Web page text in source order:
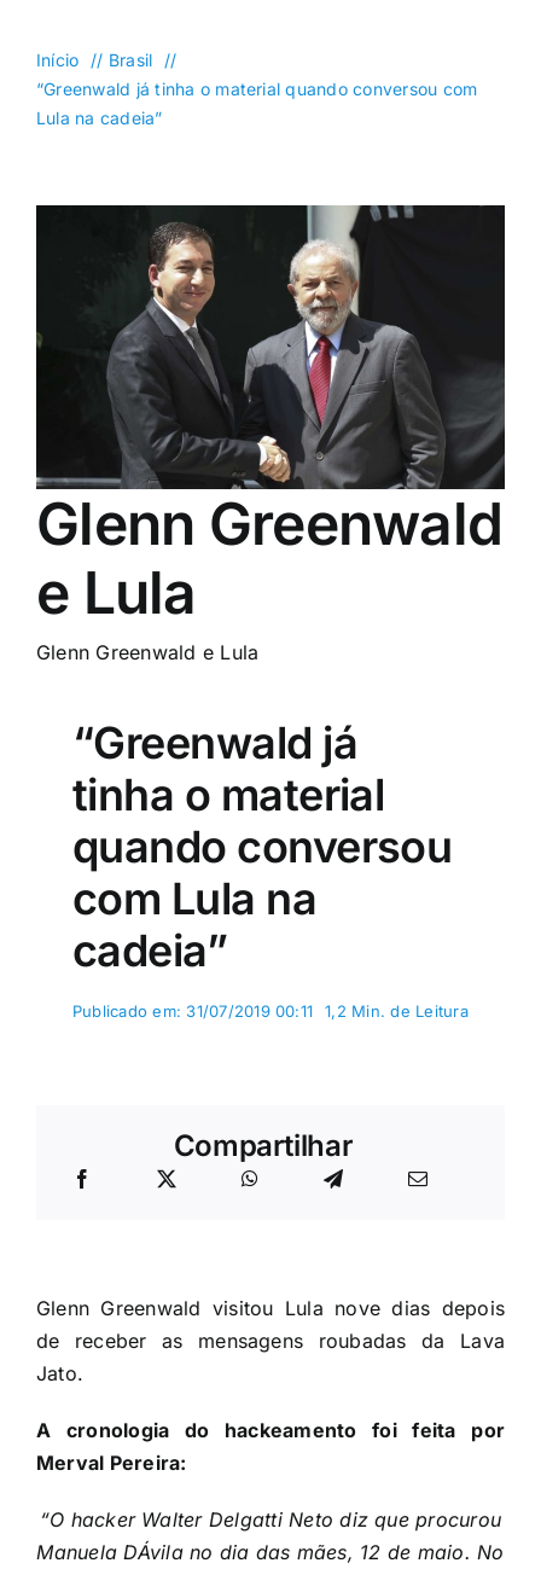
Goiás
Política
Mundo
Entretenimento
Colunas e Blogs
Buscar
resultados
para:
Início
Brasil
“Greenwald já tinha o material quando conversou com
Lula na cadeia”
Glenn Greenwald
e Lula
Glenn Greenwald e Lula
“Greenwald já
tinha o material
quando conversou
com Lula na
cadeia”
Publicado em: 31/07/2019 00:11 1,2 Min. de Leitura
Compartilhar
Glenn Greenwald visitou Lula nove dias depois
de receber as mensagens roubadas da Lava
Jato.
A cronologia do hackeamento foi feita por
Merval Pereira:
“O hacker Walter Delgatti Neto diz que procurou
Manuela DÁvila no dia das mães, 12 de maio. No